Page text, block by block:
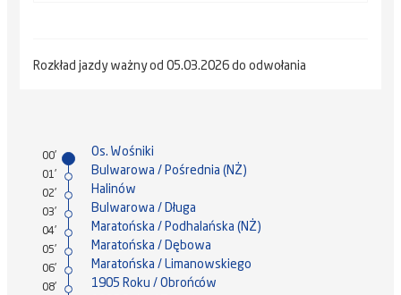
Rozkład jazdy ważny od 05.03.2026 do odwołania
00' Os. Wośniki
01' Bulwarowa / Pośrednia (NŻ)
02' Halinów
03' Bulwarowa / Długa
04' Maratońska / Podhalańska (NŻ)
05' Maratońska / Dębowa
06' Maratońska / Limanowskiego
08' 1905 Roku / Obrońców